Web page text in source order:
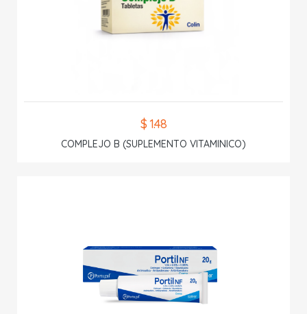
$ 1.48
COMPLEJO B (SUPLEMENTO VITAMINICO)